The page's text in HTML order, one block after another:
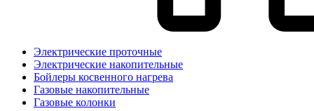
Электрические проточные
Электрические накопительные
Бойлеры косвенного нагрева
Газовые накопительные
Газовые колонки